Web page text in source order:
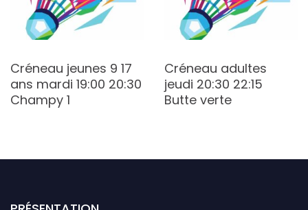
Créneau jeunes 9 17
ans mardi 19:00 20:30
Champy 1
Créneau adultes
jeudi 20:30 22:15
Butte verte